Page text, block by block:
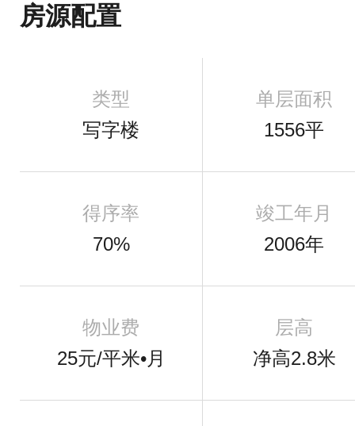
房源配置
类型
写字楼
单层面积
1556平
得序率
70%
竣工年月
2006年
物业费
25元/平米•月
层高
净高2.8米